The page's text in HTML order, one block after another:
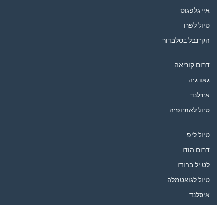
איי גלפגוס
טיול לפרו
הקרנבל בסלבדור
דרום קוריאה
גאורגיה
אירלנד
טיול לאתיופיה
טיול ליפן
דרום הודו
לטייל בהודו
טיול לגואטמלה
איסלנד